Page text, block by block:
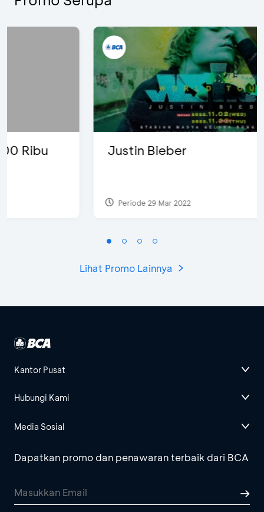
Justin Bieber
Periode 29 Mar 2022
Lihat Promo Lainnya
Kantor Pusat
Hubungi Kami
Media Sosial
Dapatkan promo dan penawaran terbaik dari BCA